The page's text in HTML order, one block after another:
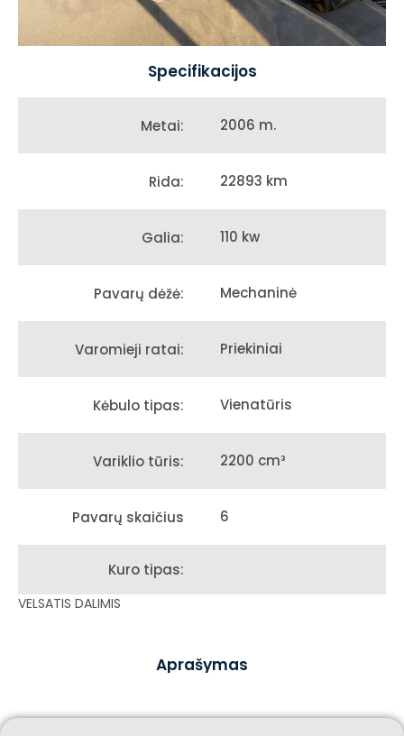
Specifikacijos
Metai: 2006 m.
Rida: 22893 km
Galia: 110 kw
Pavarų dėžė: Mechaninė
Varomieji ratai: Priekiniai
Kėbulo tipas: Vienatūris
Variklio tūris: 2200 cm³
Pavarų skaičius 6
Kuro tipas:
VELSATIS DALIMIS
Aprašymas